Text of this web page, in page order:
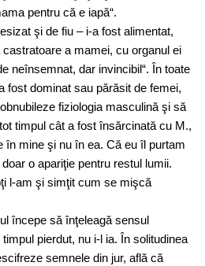
pentru că e iapă“.
şi de fiu – i-a fost alimentat,
a mamei, cu organul ei
neînsemnat, dar invincibil“. În toate
fost dominat sau părăsit de femei,
fiziologia masculină şi să
timpul cât a fost însărcinată cu M.,
mine şi nu în ea. Că eu îl purtam
o apariţie pentru restul lumii.
l-am şi simţit cum se mişcă
începe să înţeleagă sensul
pierdut, nu i-l ia. În solitudinea
semnele din jur, află că